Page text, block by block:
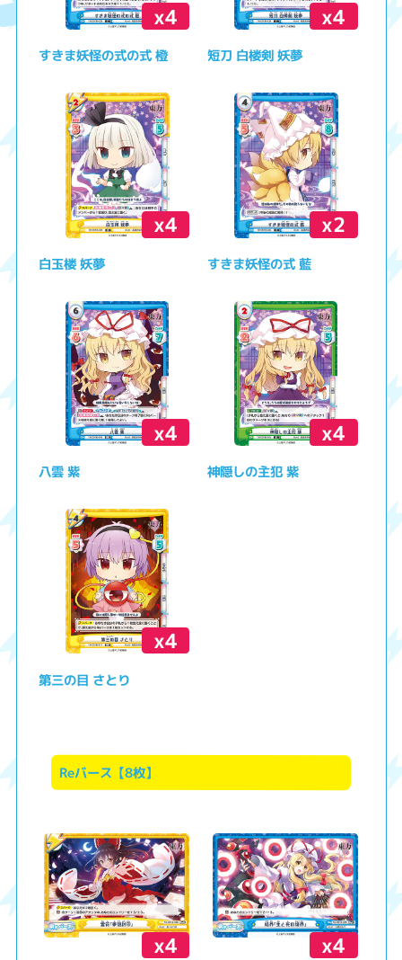
x4
すきま妖怪の式の式 橙
x4
短刀 白楼剣 妖夢
x4
白玉楼 妖夢
x2
すきま妖怪の式 藍
x4
八雲 紫
x4
神隠しの主犯 紫
x4
第三の目 さとり
Reバース【8枚】
x4 x4